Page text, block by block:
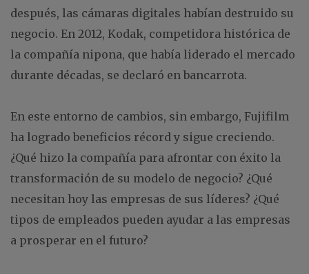
después, las cámaras digitales habían destruido su
negocio. En 2012, Kodak, competidora histórica de
la compañía nipona, que había liderado el mercado
durante décadas, se declaró en bancarrota.
En este entorno de cambios, sin embargo, Fujifilm
ha logrado beneficios récord y sigue creciendo.
¿Qué hizo la compañía para afrontar con éxito la
transformación de su modelo de negocio? ¿Qué
necesitan hoy las empresas de sus líderes? ¿Qué
tipos de empleados pueden ayudar a las empresas
a prosperar en el futuro?